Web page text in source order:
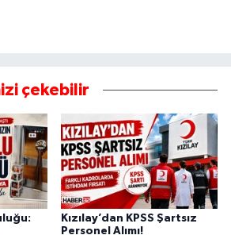
çekebilir
Kızılay’dan KPSS Şartsız
Personel Alımı!